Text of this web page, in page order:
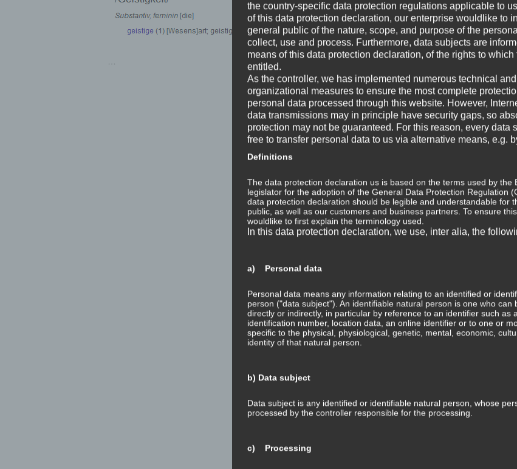
the country-specific data protection regulations applicable to
of this data protection declaration, our enterprise wouldlike to
general public of the nature, scope, and purpose of the
collect, use and process. Furthermore, data subjects are
means of this data protection declaration, of the rights to which
entitled.
As the controller, we has implemented numerous technical and
organizational measures to ensure the most complete
personal data processed through this website. However,
data transmissions may in principle have security gaps, so
protection may not be guaranteed. For this reason, every data
free to transfer personal data to us via alternative means, e.g.
Definitions
The data protection declaration us is based on the terms used by the
legislator for the adoption of the General Data Protection Regulation
data protection declaration should be legible and understandable for
public, as well as our customers and business partners. To ensure
wouldlike to first explain the terminology used.
In this data protection declaration, we use, inter alia, the
a) Personal data
Personal data means any information relating to an identified or
person ("data subject"). An identifiable natural person is one who can
directly or indirectly, in particular by reference to an identifier such as
identification number, location data, an online identifier or to one or
specific to the physical, physiological, genetic, mental, economic,
identity of that natural person.
b) Data subject
Data subject is any identified or identifiable natural person, whose
processed by the controller responsible for the processing.
c) Processing